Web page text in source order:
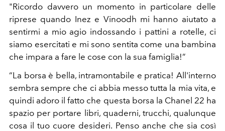
"Ricordo davvero un momento in particolare delle
riprese quando Inez e Vinoodh mi hanno aiutato a
sentirmi a mio agio indossando i pattini a rotelle, ci
siamo esercitati e mi sono sentita come una bambina
che impara a fare le cose con la sua famiglia!”
“La borsa è bella, intramontabile e pratica! All'interno
sembra sempre che ci abbia messo tutta la mia vita, e
quindi adoro il fatto che questa borsa la Chanel 22 ha
spazio per portare libri, quaderni, trucchi, qualunque
cosa il tuo cuore desideri. Penso anche che sia così